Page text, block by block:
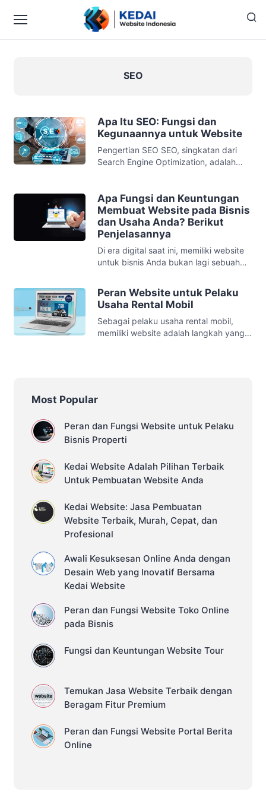
SEO
Apa Itu SEO: Fungsi dan
Kegunaannya untuk Website
Pengertian SEO SEO, singkatan dari
Search Engine Optimization, adalah
peringkat sebuah website di hasil
pencarian mesin pencari seperti
Google. Tujuan utama SEO adalah
untuk meningkatkan visibilitas website
sehingga lebih mudah ditemukan oleh
calon pengunjung melalui pencarian
organik, yang pada gilirannya
website tersebut. SEO […]
Apa Fungsi dan Keuntungan
Membuat Website pada Bisnis
dan Usaha Anda? Berikut
Penjelasannya
Di era digital saat ini, memiliki website
untuk bisnis Anda bukan lagi sebuah
internet yang semakin luas telah
mengubah perilaku konsumen secara
signifikan. Konsumen kini lebih banyak
melakukan pencarian informasi produk
Peran Website untuk Pelaku
Usaha Rental Mobil
Sebagai pelaku usaha rental mobil,
memiliki website adalah langkah yang
memperluas jangkauan bisnis Anda,
meningkatkan visibilitas, dan
potensial. 1. Meningkatkan […]
Most Popular
Peran dan Fungsi Website untuk Pelaku
Bisnis Properti
Kedai Website Adalah Pilihan Terbaik
Untuk Pembuatan Website Anda
Kedai Website: Jasa Pembuatan
Website Terbaik, Murah, Cepat, dan
Profesional
Awali Kesuksesan Online Anda dengan
Desain Web yang Inovatif Bersama
Kedai Website
Peran dan Fungsi Website Toko Online
pada Bisnis
Fungsi dan Keuntungan Website Tour
Temukan Jasa Website Terbaik dengan
Beragam Fitur Premium
Peran dan Fungsi Website Portal Berita
Online